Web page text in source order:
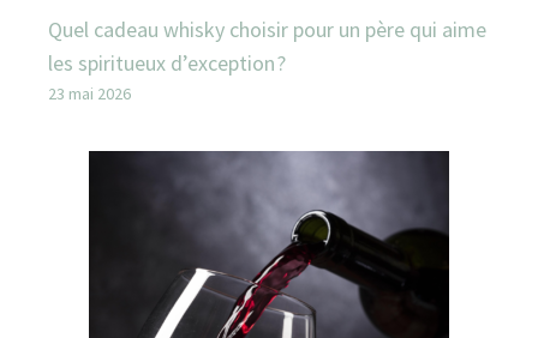
Quel cadeau whisky choisir pour un père qui aime
les spiritueux d’exception ?
23 mai 2026